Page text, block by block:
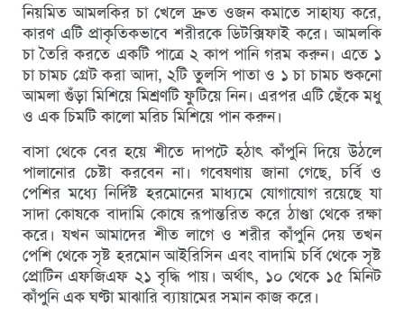
নিয়মিত আমলকির চা খেলে দ্রুত ওজন কমাতে সাহায্য করে,
কারণ এটি প্রাকৃতিকভাবে শরীরকে ডিটক্সিফাই করে। আমলকি
চা তৈরি করতে একটি পাত্রে ২ কাপ পানি গরম করুন। এতে ১
চা চামচ গ্রেট করা আদা, ২টি তুলসি পাতা ও ১ চা চামচ শুকনো
আমলা গুঁড়া মিশিয়ে মিশ্রণটি ফুটিয়ে নিন। এরপর এটি ছেঁকে মধু
ও এক চিমটি কালো মরিচ মিশিয়ে পান করুন।
বাসা থেকে বের হয়ে শীতে দাপটে হঠাৎ কাঁপুনি দিয়ে উঠলে
পালানোর চেষ্টা করবেন না। গবেষণায় জানা গেছে, চর্বি ও
পেশির মধ্যে নির্দিষ্ট হরমোনের মাধ্যমে যোগাযোগ রয়েছে যা
সাদা কোষকে বাদামি কোষে রূপান্তরিত করে ঠাণ্ডা থেকে রক্ষা
করে। যখন আমাদের শীত লাগে ও শরীর কাঁপুনি দেয় তখন
পেশি থেকে সৃষ্ট হরমোন আইরিসিন এবং বাদামি চর্বি থেকে সৃষ্ট
প্রোটিন এফজিএফ ২১ বৃদ্ধি পায়। অর্থাৎ, ১০ থেকে ১৫ মিনিট
কাঁপুনি এক ঘণ্টা মাঝারি ব্যায়ামের সমান কাজ করে।